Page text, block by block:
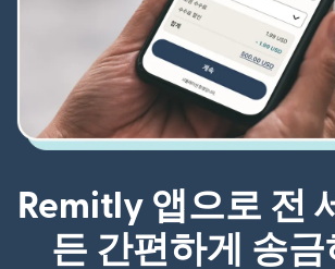
Remitly 앱으로 전
든 간편하게 송